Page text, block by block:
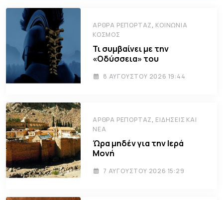
ΆΡΘΡΑ ΡΕΠΟΡΤΆΖ, ΚΟΙΝΩΝΊΑ
ΚΌΣΜΟΣ
Τι συμβαίνει με την
«Οδύσσεια» του
8 ΑΥΓΟΎΣΤΟΥ 2026 19:44
ΆΡΘΡΑ ΡΕΠΟΡΤΆΖ, ΕΙΔΉΣΕΙΣ ΚΑΙ
ΝΈΑ
Ώρα μηδέν για την Ιερά
Μονή
7 ΑΥΓΟΎΣΤΟΥ 2026 15:29